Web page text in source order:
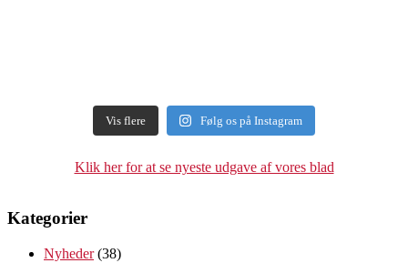
Vis flere Følg os på Instagram
Klik her for at se nyeste udgave af vores blad
Kategorier
Nyheder(38)